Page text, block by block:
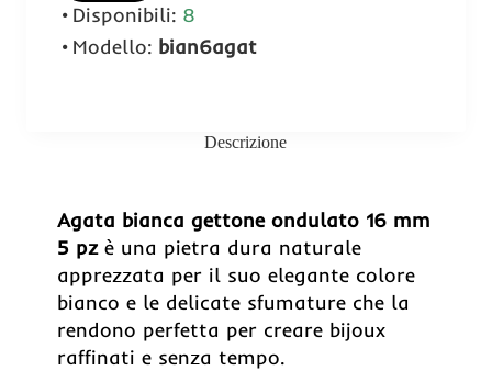
Disponibili: 8
Modello: bian6agat
Descrizione
Agata bianca gettone ondulato 16 mm
5 pzè una pietra dura naturale
apprezzata per il suo elegante colore
bianco e le delicate sfumature che la
rendono perfetta per creare bijoux
raffinati e senza tempo.